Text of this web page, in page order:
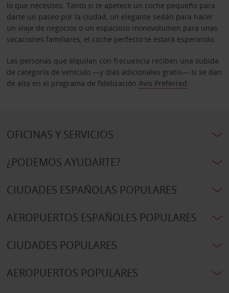
lo que necesites. Tanto si te apetece un coche pequeño para
darte un paseo por la ciudad, un elegante sedán para hacer
un viaje de negocios o un espacioso monovolumen para unas
vacaciones familiares, el coche perfecto te estará esperando.
Las personas que alquilan con frecuencia reciben una subida
de categoría de vehículo —y días adicionales gratis— si se dan
de alta en el programa de fidelización Avis Preferred.
OFICINAS Y SERVICIOS
¿PODEMOS AYUDARTE?
CIUDADES ESPAÑOLAS POPULARES
AEROPUERTOS ESPAÑOLES POPULARES
CIUDADES POPULARES
AEROPUERTOS POPULARES